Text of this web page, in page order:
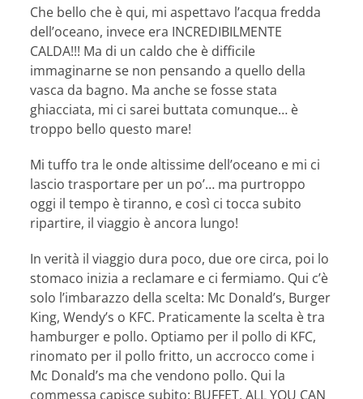
Che bello che è qui, mi aspettavo l’acqua fredda
dell’oceano, invece era INCREDIBILMENTE
CALDA!!! Ma di un caldo che è difficile
immaginarne se non pensando a quello della
vasca da bagno. Ma anche se fosse stata
ghiacciata, mi ci sarei buttata comunque… è
troppo bello questo mare!
Mi tuffo tra le onde altissime dell’oceano e mi ci
lascio trasportare per un po’… ma purtroppo
oggi il tempo è tiranno, e così ci tocca subito
ripartire, il viaggio è ancora lungo!
In verità il viaggio dura poco, due ore circa, poi lo
stomaco inizia a reclamare e ci fermiamo. Qui c’è
solo l’imbarazzo della scelta: Mc Donald’s, Burger
King, Wendy’s o KFC. Praticamente la scelta è tra
hamburger e pollo. Optiamo per il pollo di KFC,
rinomato per il pollo fritto, un accrocco come i
Mc Donald’s ma che vendono pollo. Qui la
commessa capisce subito: BUFFET, ALL YOU CAN